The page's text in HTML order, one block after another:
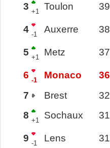
3 +1 Toulon 39
4 -1 Auxerre 38
5 +1 Metz 37
6 -1 Monaco 36
7
Brest 32
8 +1 Sochaux 31
9 -1 Lens 31